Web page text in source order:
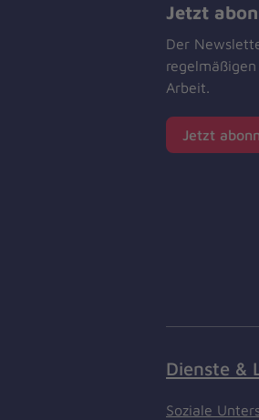
Jetzt
Der
Arbeit.
Jetzt
Dienste &
Soziale